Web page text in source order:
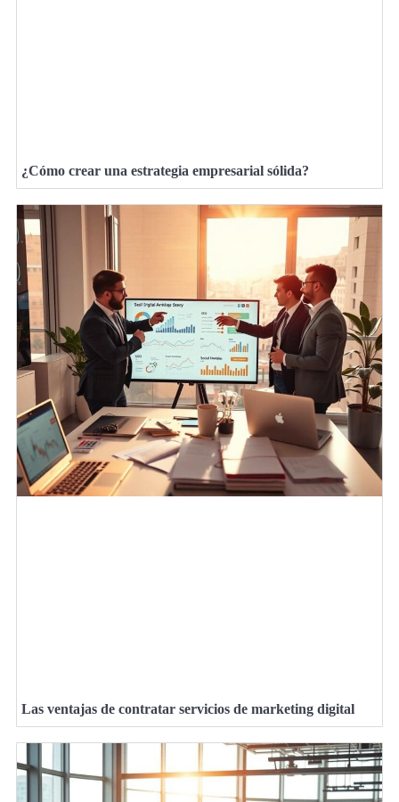
¿Cómo crear una estrategia empresarial sólida?
Las ventajas de contratar servicios de marketing digital